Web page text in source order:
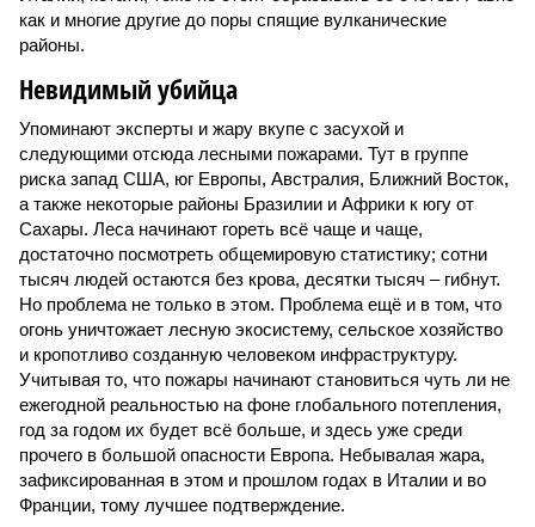
как и многие другие до поры спящие вулканические
районы.
Невидимый убийца
Упоминают эксперты и жару вкупе с засухой и
следующими отсюда лесными пожарами. Тут в группе
риска запад США, юг Европы, Австралия, Ближний Восток,
а также некоторые районы Бразилии и Африки к югу от
Сахары. Леса начинают гореть всё чаще и чаще,
достаточно посмотреть общемировую статистику; сотни
тысяч людей остаются без крова, десятки тысяч – гибнут.
Но проблема не только в этом. Проблема ещё и в том, что
огонь уничтожает лесную экосистему, сельское хозяйство
и кропотливо созданную человеком инфраструктуру.
Учитывая то, что пожары начинают становиться чуть ли не
ежегодной реальностью на фоне глобального потепления,
год за годом их будет всё больше, и здесь уже среди
прочего в большой опасности Европа. Небывалая жара,
зафиксированная в этом и прошлом годах в Италии и во
Франции, тому лучшее подтверждение.